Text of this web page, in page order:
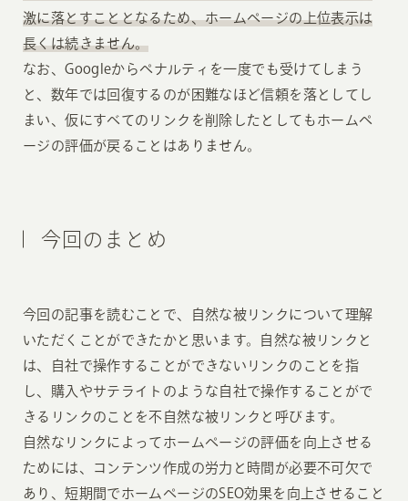
激に落とすこととなるため、ホームページの上位表示は
長くは続きません。
なお、Googleからペナルティを一度でも受けてしまう
と、数年では回復するのが困難なほど信頼を落としてし
まい、仮にすべてのリンクを削除したとしてもホームペ
ージの評価が戻ることはありません。
今回のまとめ
今回の記事を読むことで、自然な被リンクについて理解
いただくことができたかと思います。自然な被リンクと
は、自社で操作することができないリンクのことを指
し、購入やサテライトのような自社で操作することがで
きるリンクのことを不自然な被リンクと呼びます。
自然なリンクによってホームページの評価を向上させる
ためには、コンテンツ作成の労力と時間が必要不可欠で
あり、短期間でホームページのSEO効果を向上させること